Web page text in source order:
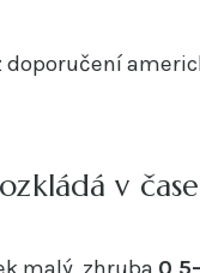
doporučení
v čase